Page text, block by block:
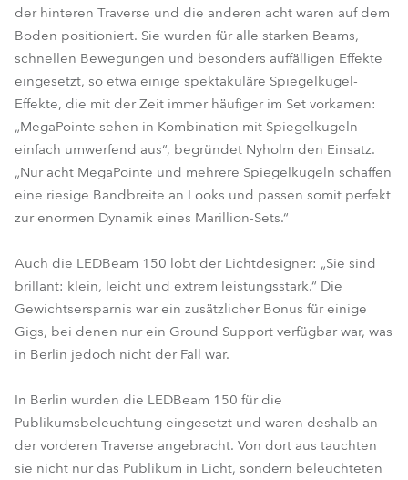
der hinteren Traverse und die anderen acht waren auf dem
Boden positioniert. Sie wurden für alle starken Beams,
schnellen Bewegungen und besonders auffälligen Effekte
eingesetzt, so etwa einige spektakuläre Spiegelkugel-
Effekte, die mit der Zeit immer häufiger im Set vorkamen:
„MegaPointe sehen in Kombination mit Spiegelkugeln
einfach umwerfend aus“, begründet Nyholm den Einsatz.
„Nur acht MegaPointe und mehrere Spiegelkugeln schaffen
eine riesige Bandbreite an Looks und passen somit perfekt
zur enormen Dynamik eines Marillion-Sets.“
Auch die LEDBeam 150 lobt der Lichtdesigner: „Sie sind
brillant: klein, leicht und extrem leistungsstark.“ Die
Gewichtsersparnis war ein zusätzlicher Bonus für einige
Gigs, bei denen nur ein Ground Support verfügbar war, was
in Berlin jedoch nicht der Fall war.
In Berlin wurden die LEDBeam 150 für die
Publikumsbeleuchtung eingesetzt und waren deshalb an
der vorderen Traverse angebracht. Von dort aus tauchten
sie nicht nur das Publikum in Licht, sondern beleuchteten